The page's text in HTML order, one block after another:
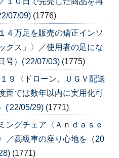
07/09) (1776)
４万足を販売の矯正インソ
クス」〉／使用者の足にな
号）('22/07/03) (1775)
９〈ドローン、ＵＧＶ配送
では数年以内に実用化可
('22/05/29) (1771)
ングチェア〈Ａｎｄａｓｅ
／高級車の座り心地を（20
(1771)